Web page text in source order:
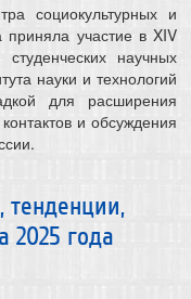
социокультурных и
участие в XIV
научных
науки и технологий
для расширения
и обсуждения
2025 года